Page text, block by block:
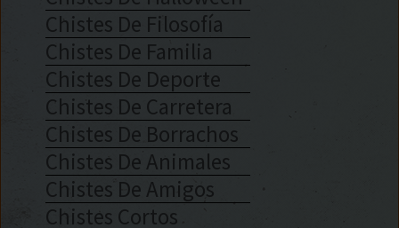
Chistes De Filosofía
Chistes De Familia
Chistes De Deporte
Chistes De Carretera
Chistes De Borrachos
Chistes De Animales
Chistes De Amigos
Chistes Cortos